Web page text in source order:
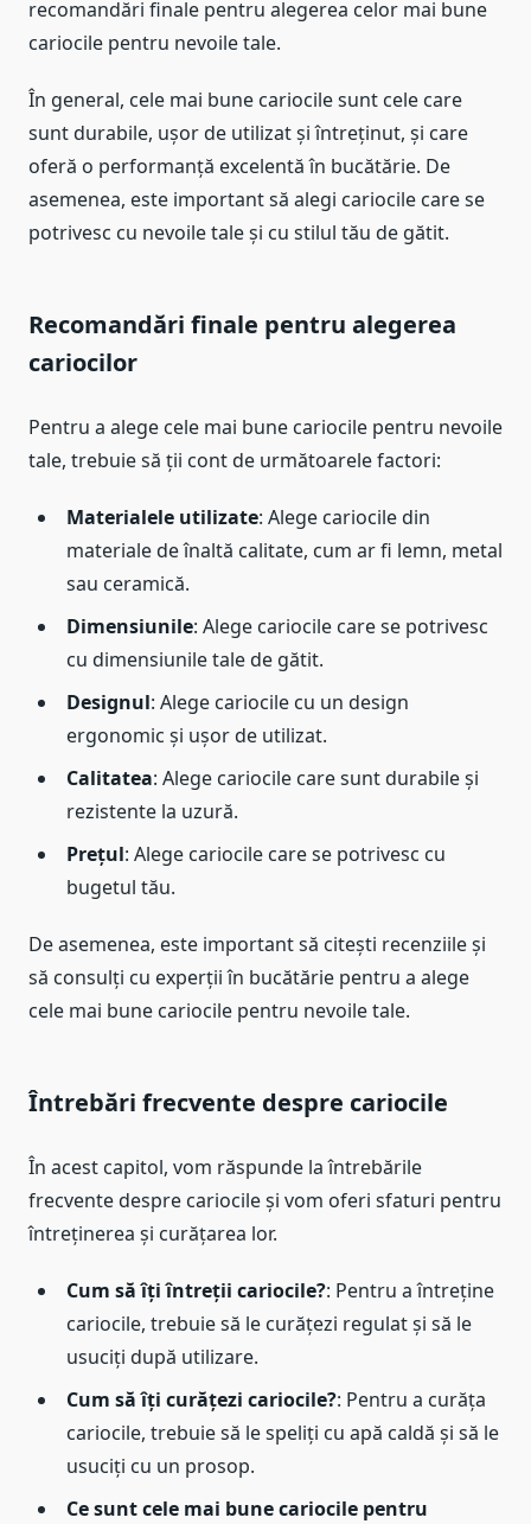
recomandări finale pentru alegerea celor mai bune
cariocile pentru nevoile tale.
În general, cele mai bune cariocile sunt cele care
sunt durabile, ușor de utilizat și întreținut, și care
oferă o performanță excelentă în bucătărie. De
asemenea, este important să alegi cariocile care se
potrivesc cu nevoile tale și cu stilul tău de gătit.
Recomandări finale pentru alegerea
cariocilor
Pentru a alege cele mai bune cariocile pentru nevoile
tale, trebuie să ții cont de următoarele factori:
Materialele utilizate: Alege cariocile din
materiale de înaltă calitate, cum ar fi lemn, metal
sau ceramică.
Dimensiunile: Alege cariocile care se potrivesc
cu dimensiunile tale de gătit.
Designul: Alege cariocile cu un design
ergonomic și ușor de utilizat.
Calitatea: Alege cariocile care sunt durabile și
rezistente la uzură.
Prețul: Alege cariocile care se potrivesc cu
bugetul tău.
De asemenea, este important să citești recenziile și
să consulți cu experții în bucătărie pentru a alege
cele mai bune cariocile pentru nevoile tale.
Întrebări frecvente despre cariocile
În acest capitol, vom răspunde la întrebările
frecvente despre cariocile și vom oferi sfaturi pentru
întreținerea și curățarea lor.
Cum să îți întreții cariocile?: Pentru a întreține
cariocile, trebuie să le curățezi regulat și să le
usuciți după utilizare.
Cum să îți curățezi cariocile?: Pentru a curăța
cariocile, trebuie să le speliți cu apă caldă și să le
usuciți cu un prosop.
Ce sunt cele mai bune cariocile pentru